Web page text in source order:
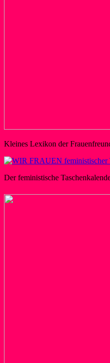
Kleines Lexikon der
Der feministische